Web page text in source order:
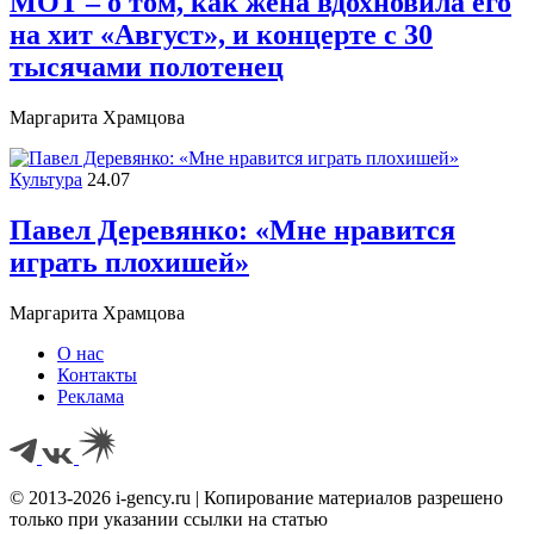
на хит «Август», и концерте с 30
тысячами полотенец
Маргарита Храмцова
Культура 24.07
Павел Деревянко: «Мне нравится
играть плохишей»
Маргарита Храмцова
О нас
Контакты
Реклама
© 2013-2026 i-gency.ru | Копирование материалов разрешено
только при указании ссылки на статью